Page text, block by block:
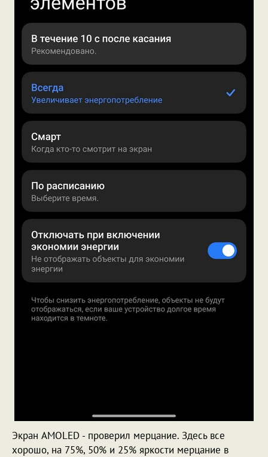
Экран AMOLED - проверил мерцание. Здесь все
хорошо, на 75%, 50% и 25% яркости мерцание в